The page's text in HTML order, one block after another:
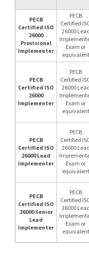
PECB
Certified ISO
26000
Provisional
Implementer
PECB
Certified
26000 Lead
Exam or
equivalent
PECB
Certified ISO
26000
Implementer
PECB
Certified
26000 Lead
Exam or
equivalent
PECB
Certified ISO
26000 Lead
Implementer
PECB
Certified
26000 Lead
Exam or
equivalent
PECB
Certified ISO
26000 Senior
Lead
Implementer
PECB
Certified
26000 Lead
Exam or
equivalent